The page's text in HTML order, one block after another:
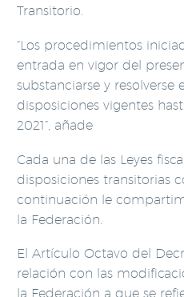
Transitorio.
“Los procedimientos
entrada en vigor del
substanciarse y resolverse
disposiciones vigentes
2021”, añade
Cada una de las Leyes
disposiciones transitorias
continuación le
la Federación.
El Artículo Octavo del
relación con las
la Federación a que se